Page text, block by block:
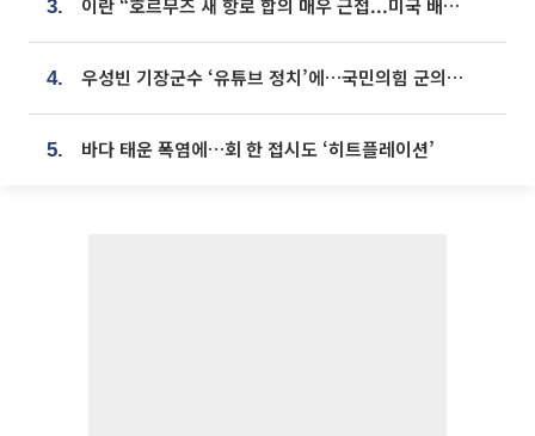
3.
4. 우성빈 기장군수 ‘유튜브 정치’에…국민의힘 군의원들 집단 반발
5. 바다 태운 폭염에…회 한 접시도 ‘히트플레이션’